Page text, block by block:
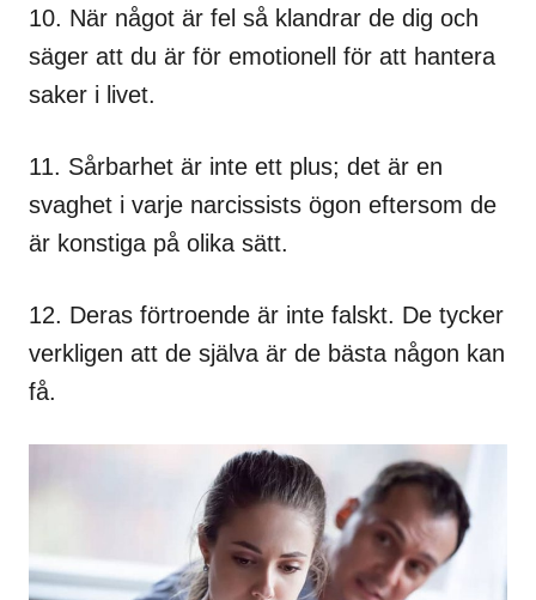
10. När något är fel så klandrar de dig och
säger att du är för emotionell för att hantera
saker i livet.
11. Sårbarhet är inte ett plus; det är en
svaghet i varje narcissists ögon eftersom de
är konstiga på olika sätt.
12. Deras förtroende är inte falskt. De tycker
verkligen att de själva är de bästa någon kan
få.